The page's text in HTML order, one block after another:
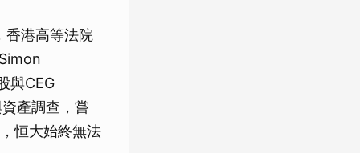
香港高等法院
與CEG
產調查，嘗
恒大始終無法